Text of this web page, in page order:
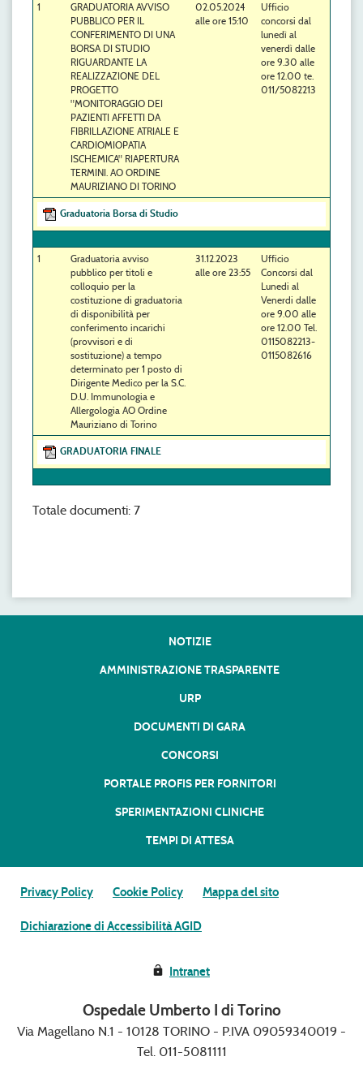
1
GRADUATORIA AVVISO
PUBBLICO PER IL
CONFERIMENTO DI UNA
BORSA DI STUDIO
RIGUARDANTE LA
REALIZZAZIONE DEL
PROGETTO
"MONITORAGGIO DEI
PAZIENTI AFFETTI DA
FIBRILLAZIONE ATRIALE E
CARDIOMIOPATIA
ISCHEMICA" RIAPERTURA
TERMINI. AO ORDINE
MAURIZIANO DI TORINO
02.05.2024
alle ore 15:10
Ufficio
concorsi dal
lunedì al
venerdì dalle
ore 9.30 alle
ore 12.00 te.
011/5082213
Graduatoria Borsa di Studio
1
Graduatoria avviso
pubblico per titoli e
colloquio per la
costituzione di graduatoria
di disponibilità per
conferimento incarichi
(provvisori e di
sostituzione) a tempo
determinato per 1 posto di
Dirigente Medico per la S.C.
D.U. Immunologia e
Allergologia AO Ordine
Mauriziano di Torino
31.12.2023
alle ore 23:55
Ufficio
Concorsi dal
Lunedi al
Venerdi dalle
ore 9.00 alle
ore 12.00 Tel.
0115082213-
0115082616
GRADUATORIA FINALE
Totale documenti: 7
NOTIZIE
AMMINISTRAZIONE TRASPARENTE
URP
DOCUMENTI DI GARA
CONCORSI
PORTALE PROFIS PER FORNITORI
SPERIMENTAZIONI CLINICHE
TEMPI DI ATTESA
Privacy Policy Cookie Policy Mappa del sito
Dichiarazione di Accessibilità AGID
Intranet
Ospedale Umberto I di Torino
Via Magellano N.1 - 10128 TORINO - P.IVA 09059340019 -
Tel. 011-5081111